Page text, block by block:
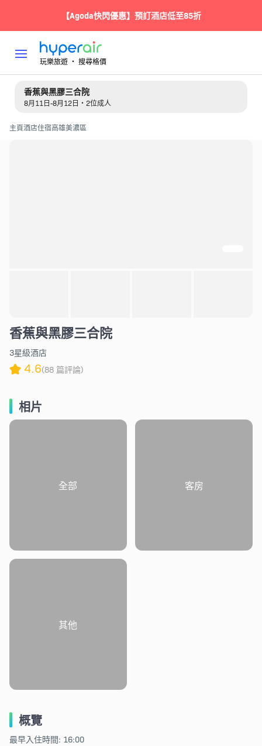
【Agoda快閃優惠】預訂酒店低至85折
玩樂旅遊 ‧ 搜尋格價
香蕉與黑膠三合院
8月11日-8月12日・2位成人
主頁酒店住宿高雄美濃區
香蕉與黑膠三合院
3星級酒店
4.6(88 篇評論)
相片
全部 客房
其他
概覽
最早入住時間: 16:00